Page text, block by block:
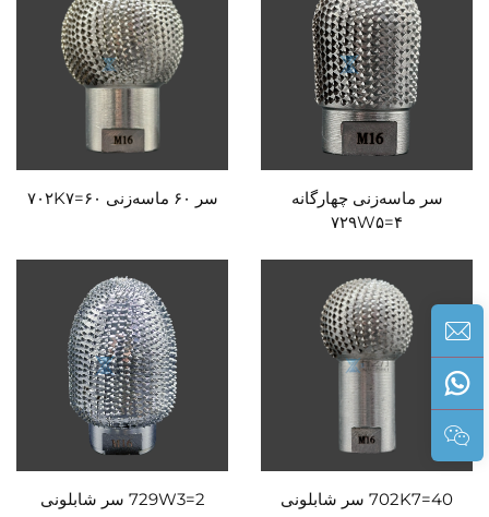
سر ماسه‌زنی چهارگانه
۷۲۹W۵=۴
سر ۶۰ ماسه‌زنی ۷۰۲K۷=۶۰
702K7=40 سر شابلونی 729W3=2 سر شابلونی